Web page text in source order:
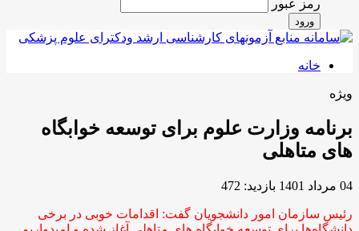
رمز عبور
ورود
خانه
ویژه
برنامه وزارت علوم برای توسعه خوابگاه
های متاهلی
04 مرداد 1401 بازدید: 472
رئیس سازمان امور دانشجویان گفت: اقدامات خوبی در برخی